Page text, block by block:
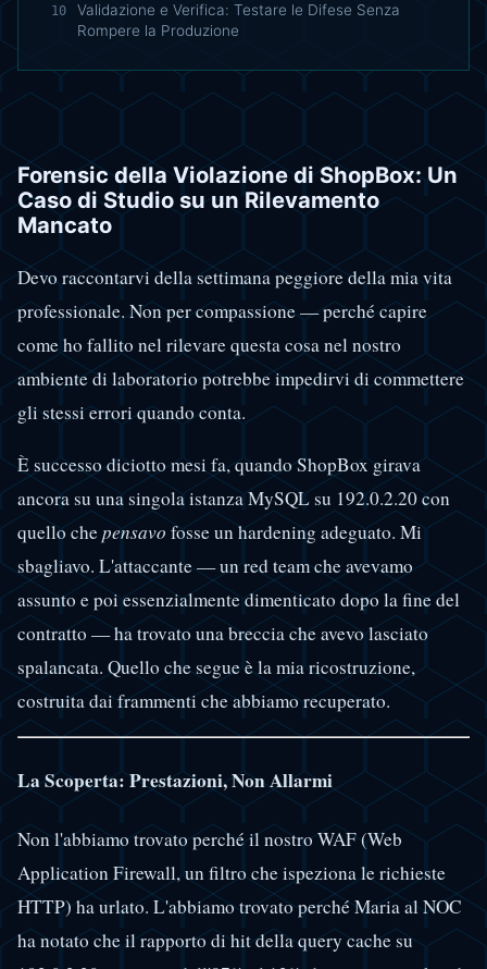
10
Validazione e Verifica: Testare le Difese Senza
Rompere la Produzione
Forensic della Violazione di ShopBox: Un
Caso di Studio su un Rilevamento
Mancato
Devo raccontarvi della settimana peggiore della mia vita
professionale. Non per compassione — perché capire
come ho fallito nel rilevare questa cosa nel nostro
ambiente di laboratorio potrebbe impedirvi di commettere
gli stessi errori quando conta.
È successo diciotto mesi fa, quando ShopBox girava
ancora su una singola istanza MySQL su 192.0.2.20 con
quello chepensavo fosse un hardening adeguato. Mi
sbagliavo. L'attaccante — un red team che avevamo
assunto e poi essenzialmente dimenticato dopo la fine del
contratto — ha trovato una breccia che avevo lasciato
spalancata. Quello che segue è la mia ricostruzione,
costruita dai frammenti che abbiamo recuperato.
La Scoperta: Prestazioni, Non Allarmi
Non l'abbiamo trovato perché il nostro WAF (Web
Application Firewall, un filtro che ispeziona le richieste
HTTP) ha urlato. L'abbiamo trovato perché Maria al NOC
ha notato che il rapporto di hit della query cache su